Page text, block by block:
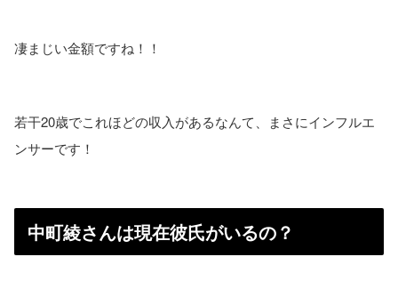
凄まじい金額ですね！！
若干20歳でこれほどの収入があるなんて、まさにインフルエ
ンサーです！
中町綾さんは現在彼氏がいるの？